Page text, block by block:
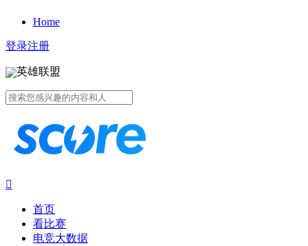
Home
登录注册
英雄联盟

首页
看比赛
电竞大数据